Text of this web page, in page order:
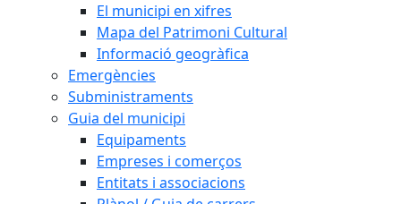
El municipi en xifres
Mapa del Patrimoni Cultural
Informació geogràfica
Emergències
Subministraments
Guia del municipi
Equipaments
Empreses i comerços
Entitats i associacions